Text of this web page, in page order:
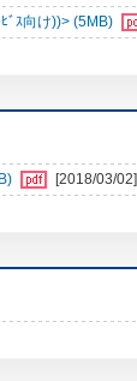
ﾞｽ向け))> (5MB)
[2018/03/02]